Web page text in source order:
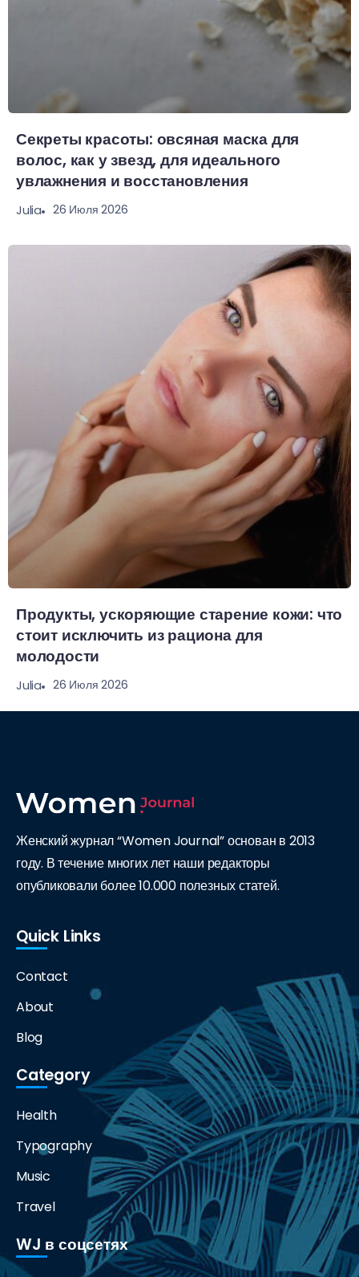
Секреты красоты: овсяная маска для
волос, как у звезд, для идеального
увлажнения и восстановления
Julia 26 Июля 2026
Продукты, ускоряющие старение кожи: что
стоит исключить из рациона для
молодости
Julia 26 Июля 2026
Женский журнал “Women Journal” основан в 2013
году. В течение многих лет наши редакторы
опубликовали более 10.000 полезных статей.
Quick Links
Contact
About
Blog
Category
Health
Typography
Music
Travel
WJ в соцсетях